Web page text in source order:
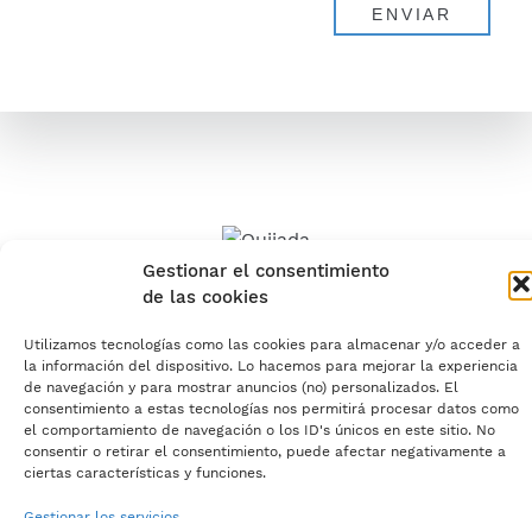
Gestionar el consentimiento
de las cookies
Utilizamos tecnologías como las cookies para almacenar y/o acceder a
la información del dispositivo. Lo hacemos para mejorar la experiencia
de navegación y para mostrar anuncios (no) personalizados. El
consentimiento a estas tecnologías nos permitirá procesar datos como
el comportamiento de navegación o los ID's únicos en este sitio. No
consentir o retirar el consentimiento, puede afectar negativamente a
ciertas características y funciones.
Ocular